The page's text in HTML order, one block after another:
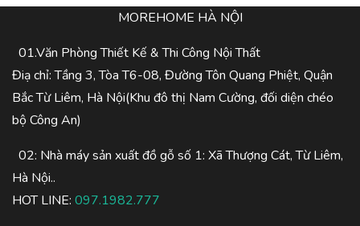
MOREHOME HÀ NỘI
01.Văn Phòng Thiết Kế & Thi Công Nội Thất
Điạ chỉ: Tầng 3, Tòa T6-08, Đường Tôn Quang Phiệt, Quận
Bắc Từ Liêm, Hà Nội(Khu đô thị Nam Cường, đối diện chéo
bộ Công An)
02: Nhà máy sản xuất đồ gỗ số 1: Xã Thượng Cát, Từ Liêm,
Hà Nội..
HOT LINE: 097.1982.777